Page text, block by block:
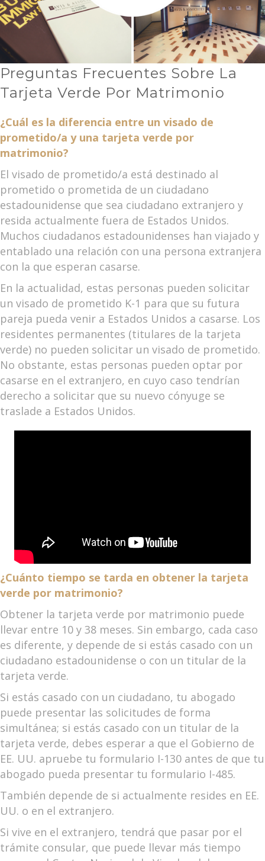
Preguntas Frecuentes Sobre La
Tarjeta Verde Por Matrimonio
¿Cuál es la diferencia entre un visado de
prometido/a y una tarjeta verde por
matrimonio?
El visado de prometido/a está destinado al
prometido o prometida de un ciudadano
estadounidense que sea ciudadano extranjero y
resida actualmente fuera de Estados Unidos.
Muchos ciudadanos estadounidenses han viajado y
entablado una relación con una persona extranjera
con la que esperan casarse.
En la actualidad, estas personas pueden solicitar
un visado de prometido K-1 para que su futura
pareja pueda venir a Estados Unidos a casarse. Los
residentes permanentes (titulares de la tarjeta
verde) no pueden solicitar un visado de prometido.
No obstante, estas personas pueden optar por
casarse en el extranjero, en cuyo caso tendrían
derecho a solicitar que su nuevo cónyuge se
traslade a Estados Unidos.
¿Cuánto tiempo se tarda en obtener la tarjeta
verde por matrimonio?
Obtener la tarjeta verde por matrimonio puede
llevar entre 10 y 38 meses. Sin embargo, cada caso
es diferente, y depende de si estás casado con un
ciudadano estadounidense o con un titular de la
tarjeta verde.
Si estás casado con un ciudadano, tu abogado
puede presentar las solicitudes de forma
simultánea; si estás casado con un titular de la
tarjeta verde, debes esperar a que el Gobierno de
EE. UU. apruebe tu formulario I-130 antes de que tu
abogado pueda presentar tu formulario I-485.
También depende de si actualmente resides en EE.
UU. o en el extranjero.
Si vive en el extranjero, tendrá que pasar por el
trámite consular, que puede llevar más tiempo